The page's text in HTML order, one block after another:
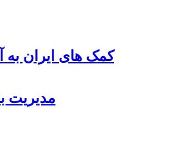
کمک های ایران به
مدیریت